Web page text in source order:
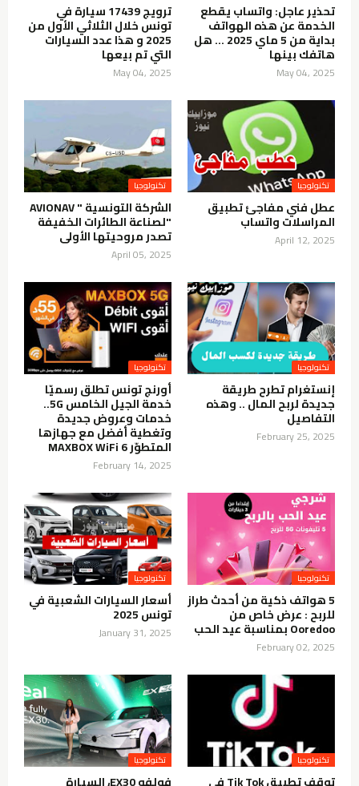
تحذير عاجل: واتساب يقطع
الخدمة عن هذه الهواتف
بداية من 5 ماي 2025 … هل
هاتفك بينها
May 04, 2025
ترويج 17439 سيارة في
تونس خلال الثلاثي الأول من
2025 و هذا عدد السيارات
التي تم بيعها
May 04, 2025
تكنولوجيا
عطل فني مفاجئ تطبيق
المراسلات واتساب
April 12, 2025
تكنولوجيا
الشركة التونسية " AVIONAV
"لصناعة الطائرات الخفيفة
تصدر مروحيتها الأولى
April 05, 2025
تكنولوجيا
إنستغرام تطرح طريقة
جديدة لربح المال .. وهذه
التفاصيل
February 25, 2025
تكنولوجيا
أورنج تونس تطلق رسميّا
خدمة الجيل الخامس 5G..
خدمات وعروض جديدة
وتغطية أفضل مع جهازها
المتطوّر MAXBOX WiFi 6
February 14, 2025
تكنولوجيا
5 هواتف ذكية من أحدث طراز
للربح : عرض خاص من
Ooredoo بمناسبة عيد الحب
February 02, 2025
تكنولوجيا
أسعار السيارات الشعبية في
تونس 2025
January 31, 2025
تكنولوجيا تكنولوجيا